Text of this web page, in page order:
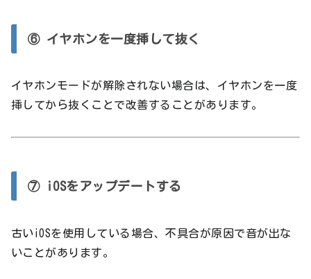
⑥ イヤホンを一度挿して抜く
イヤホンモードが解除されない場合は、イヤホンを一度
挿してから抜くことで改善することがあります。
⑦ iOSをアップデートする
古いiOSを使用している場合、不具合が原因で音が出な
いことがあります。